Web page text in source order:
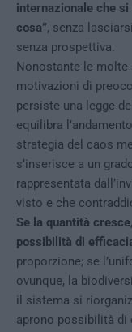
internazionale che
cosa”, senza
senza prospettiva.
Nonostante le molte
motivazioni di
persiste una legge
equilibra
strategia del caos
s’inserisce a un
rappresentata
visto e che
Se la quantità
possibilità di
proporzione; se
ovunque, la
il sistema si
aprono possibilità di